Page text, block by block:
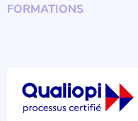
FORMATIONS